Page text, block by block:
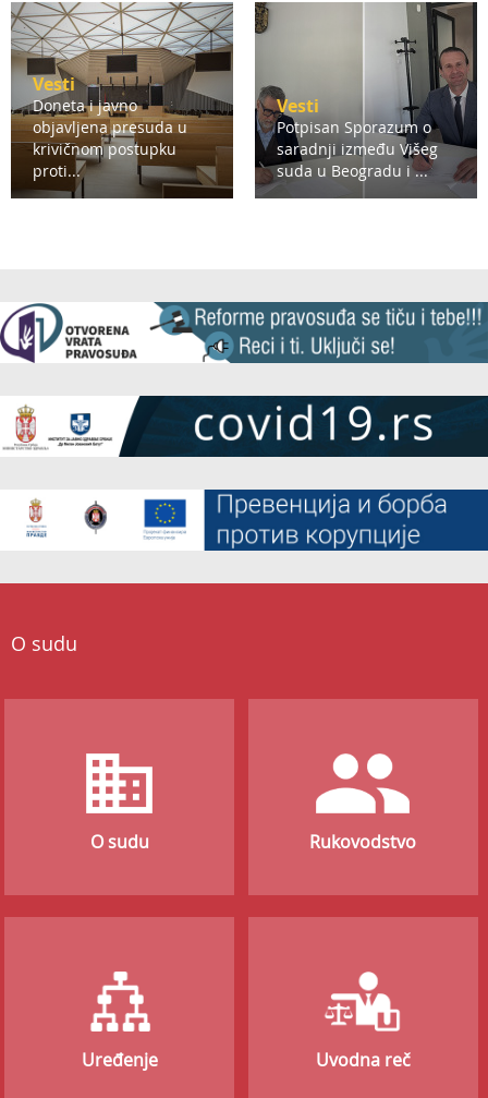
Vesti
Doneta i javno
objavljena presuda u
krivičnom postupku
proti...
Vesti
Potpisan Sporazum o
saradnji između Višeg
suda u Beogradu i ...
O sudu
O sudu Rukovodstvo
Uređenje Uvodna reč